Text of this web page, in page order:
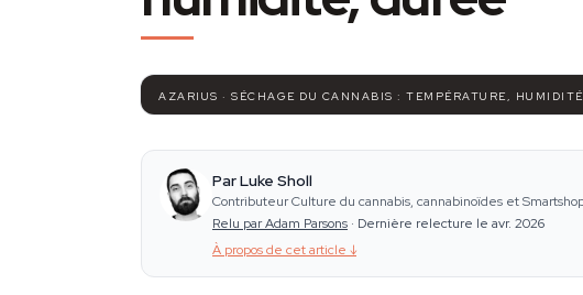
AZARIUS · SÉCHAGE DU CANNABIS : TEMPÉRATURE,
Par Luke Sholl
Contributeur Culture du cannabis, cannabinoïdes et
Relu par Adam Parsons · Dernière relecture le avr. 2026
À propos de cet article ↓